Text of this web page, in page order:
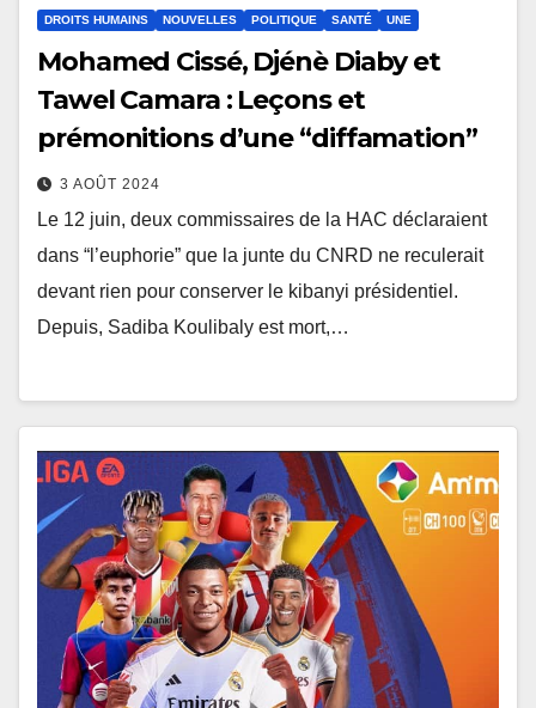
DROITS HUMAINS NOUVELLES POLITIQUE SANTÉ UNE
Mohamed Cissé, Djénè Diaby et
Tawel Camara : Leçons et
prémonitions d’une “diffamation”
3 AOÛT 2024
Le 12 juin, deux commissaires de la HAC déclaraient
dans “l’euphorie” que la junte du CNRD ne reculerait
devant rien pour conserver le kibanyi présidentiel.
Depuis, Sadiba Koulibaly est mort,…